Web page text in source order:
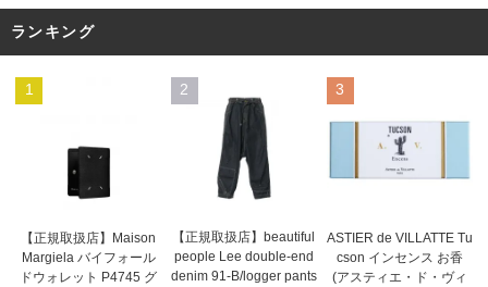
ランキング
1
【正規取扱店】Maison
Margiela バイフォール
ドウォレット P4745 グ
2
【正規取扱店】beautiful
people Lee double-end
denim 91-B/logger pants
3
ASTIER de VILLATTE Tu
cson インセンス お香
(アスティエ・ド・ヴィ